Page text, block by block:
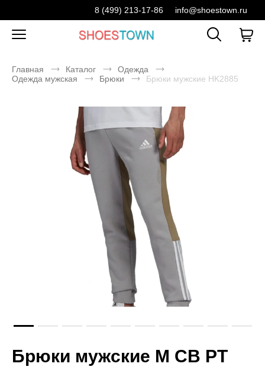
8 (499) 213-17-86 info@shoestown.ru
Главная Каталог
Одежда
Одежда мужская
Брюки Брюки мужские HK2885
Брюки мужские M CB PT